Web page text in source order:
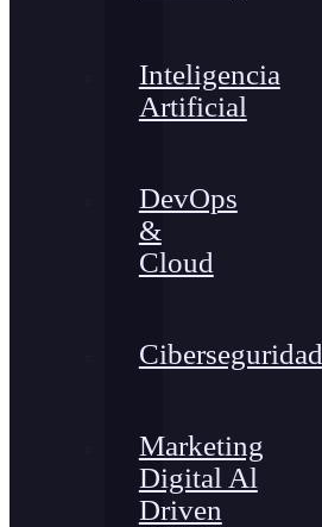
Inteligencia
Artificial
DevOps
&
Cloud
Ciberseguridad
Marketing
Digital Al
Driven